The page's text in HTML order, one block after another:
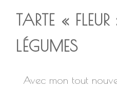
TARTE «
LÉGUMES
Avec mon tout